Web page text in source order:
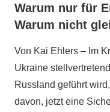
Warum nur für
Warum nicht
Von Kai Ehlers – Im
Ukraine
Russland geführt
davon, jetzt eine